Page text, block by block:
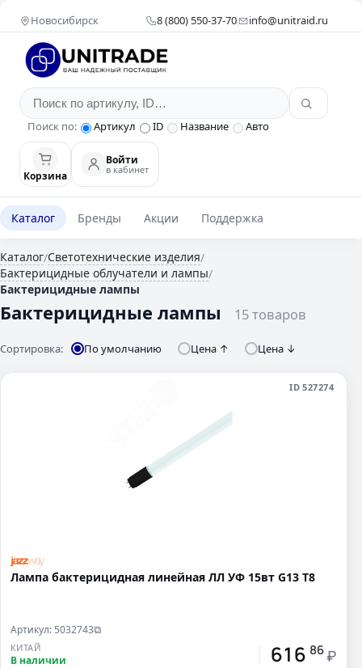
Новосибирск 8 (800) 550-37-70 info@unitraid.ru
Поиск по: Артикул ID Название Авто
Корзина
Войти
в кабинет
Каталог Бренды Акции Поддержка
Каталог/Светотехнические изделия/
Бактерицидные облучатели и лампы/
Бактерицидные лампы
Бактерицидные лампы 15 товаров
Сортировка: По умолчанию Цена ↑ Цена ↓
ID 527274
Лампа бактерицидная линейная ЛЛ УФ 15вт G13 Т8
Артикул: 5032743⧉
КИТАЙ
В наличии 616 86 ₽